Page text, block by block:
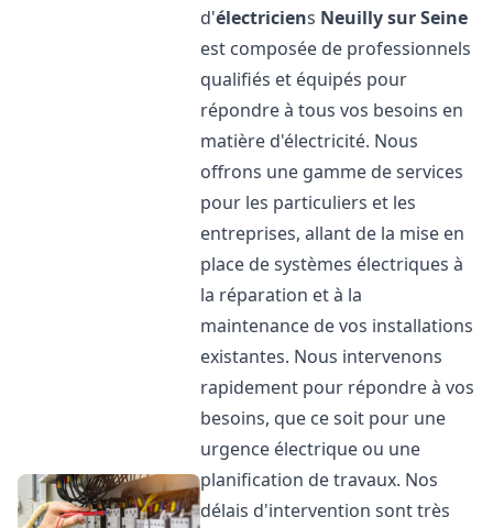
d'électriciens Neuilly sur Seine
est composée de professionnels
qualifiés et équipés pour
répondre à tous vos besoins en
matière d'électricité. Nous
offrons une gamme de services
pour les particuliers et les
entreprises, allant de la mise en
place de systèmes électriques à
la réparation et à la
maintenance de vos installations
existantes. Nous intervenons
rapidement pour répondre à vos
besoins, que ce soit pour une
urgence électrique ou une
planification de travaux. Nos
délais d'intervention sont très